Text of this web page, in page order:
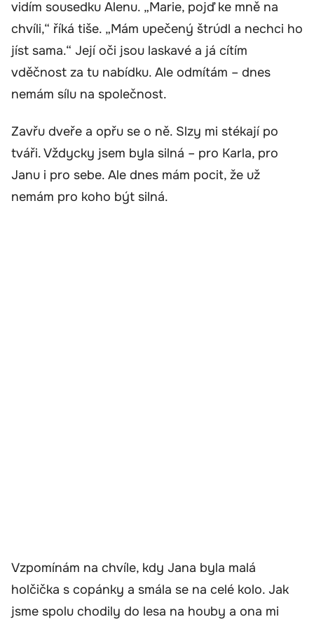
vidím sousedku Alenu. „Marie, pojď ke mně na
chvíli,“ říká tiše. „Mám upečený štrúdl a nechci ho
jíst sama.“ Její oči jsou laskavé a já cítím
vděčnost za tu nabídku. Ale odmítám – dnes
nemám sílu na společnost.
Zavřu dveře a opřu se o ně. Slzy mi stékají po
tváři. Vždycky jsem byla silná – pro Karla, pro
Janu i pro sebe. Ale dnes mám pocit, že už
nemám pro koho být silná.
Vzpomínám na chvíle, kdy Jana byla malá
holčička s copánky a smála se na celé kolo. Jak
jsme spolu chodily do lesa na houby a ona mi